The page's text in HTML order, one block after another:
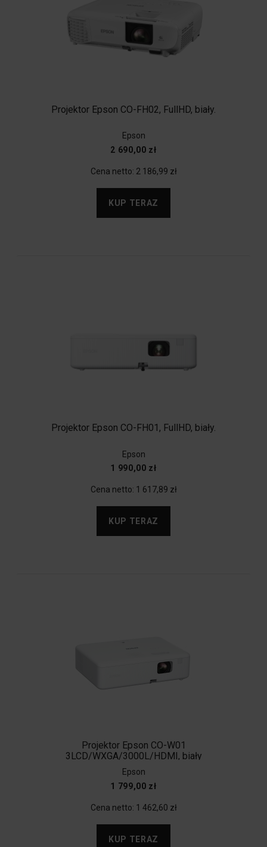
Projektor Epson CO-FH02, FullHD, biały.
Epson
2 690,00 zł
Cena netto: 2 186,99 zł
KUP TERAZ
Projektor Epson CO-FH01, FullHD, biały.
Epson
1 990,00 zł
Cena netto: 1 617,89 zł
KUP TERAZ
Projektor Epson CO-W01
3LCD/WXGA/3000L/HDMI, biały
Epson
1 799,00 zł
Cena netto: 1 462,60 zł
KUP TERAZ